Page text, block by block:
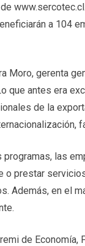
a 104
Moro, gerenta
que antes era
de la
programas, las
o prestar
Además, en el
de Economía,